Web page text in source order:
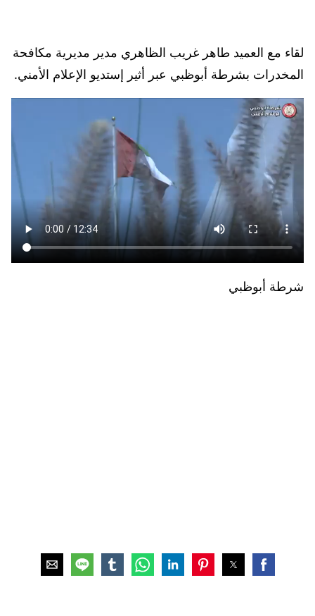
لقاء مع العميد طاهر غريب الظاهري مدير مديرية مكافحة
المخدرات بشرطة أبوظبي عبر أثير إستديو الإعلام الأمني.
شرطة أبوظبي